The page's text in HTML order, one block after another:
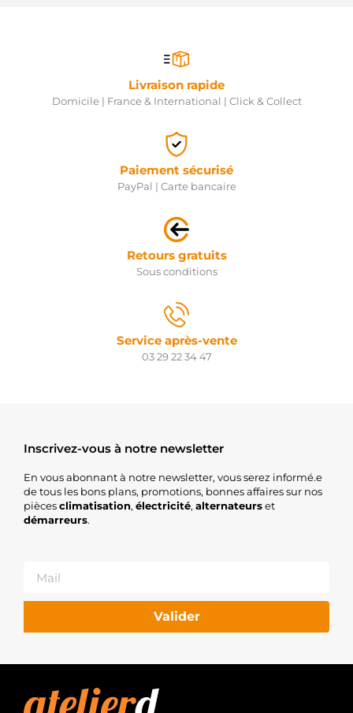
Livraison rapide
Domicile | France & International | Click & Collect
Paiement sécurisé
PayPal | Carte bancaire
Retours gratuits
Sous conditions
Service après-vente
03 29 22 34 47
Inscrivez-vous à notre newsletter
En vous abonnant à notre newsletter, vous serez informé.e
de tous les bons plans, promotions, bonnes affaires sur nos
piècesclimatisation, électricité, alternateurset
démarreurs.
Valider